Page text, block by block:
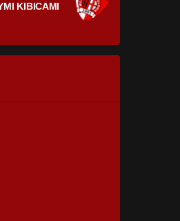
KIBICAMI